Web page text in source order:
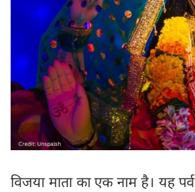
विजया माता का एक नाम है। यह